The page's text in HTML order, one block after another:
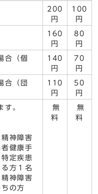
200
円
100
円
160
円
80
円
合（個
140
円
70
円
合（団
110
円
50
円
す。
神障害
健康手
定疾患
方１名
神障害
の方
無
料
無
料